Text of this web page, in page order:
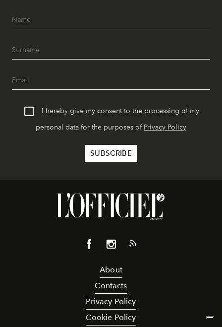
I hereby give my consent to the processing of my
personal data for the purposes of Privacy Policy
About
Contacts
Privacy Policy
Cookie Policy